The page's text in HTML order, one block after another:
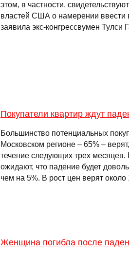
этом, в частности,
властей США о намерении ввести
заявила экс-конгрессвумен Тулси
Покупатели квартир ждут
Большинство потенциальных
Московском регионе – 65% –
течение следующих трех
ожидают, что падение будет
чем на 5%. В рост цен верят
Женщина погибла после